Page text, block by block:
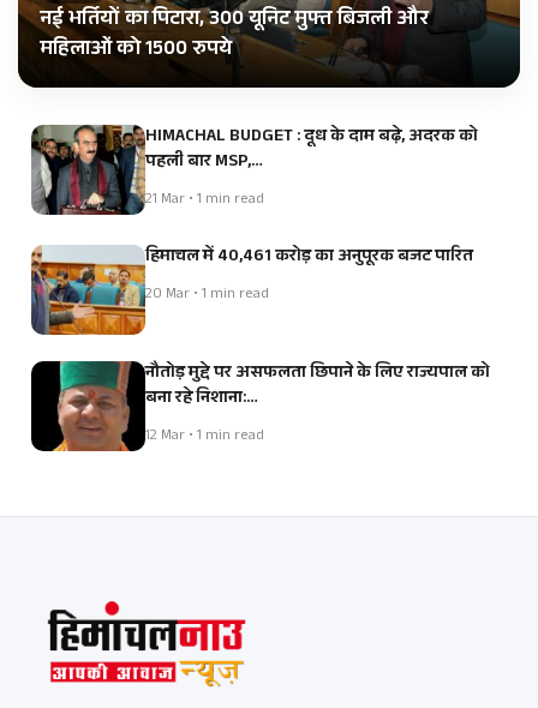
नई भर्तियों का पिटारा, 300 यूनिट मुफ्त बिजली और
महिलाओं को 1500 रुपये
HIMACHAL BUDGET : दूध के दाम बढ़े, अदरक को
पहली बार MSP,…
21 Mar • 1 min read
हिमाचल में 40,461 करोड़ का अनुपूरक बजट पारित
20 Mar • 1 min read
नौतोड़ मुद्दे पर असफलता छिपाने के लिए राज्यपाल को
बना रहे निशाना:…
12 Mar • 1 min read